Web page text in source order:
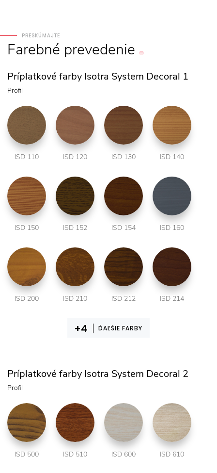
PRESKÚMAJTE
Farebné prevedenie
Príplatkové farby Isotra System Decoral 1
Profil
ISD 110 ISD 120 ISD 130 ISD 140
ISD 150 ISD 152 ISD 154 ISD 160
ISD 200 ISD 210 ISD 212 ISD 214
ĎAĽŠIE FARBY
Príplatkové farby Isotra System Decoral 2
Profil
ISD 500 ISD 510 ISD 600 ISD 610